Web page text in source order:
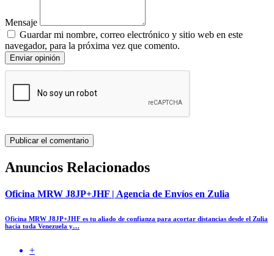
Mensaje
Guardar mi nombre, correo electrónico y sitio web en este
navegador, para la próxima vez que comento.
Enviar opinión
Anuncios Relacionados
Oficina MRW J8JP+JHF | Agencia de Envíos en Zulia
Oficina MRW J8JP+JHF es tu aliado de confianza para acortar distancias desde el Zulia
hacia toda Venezuela y…
+